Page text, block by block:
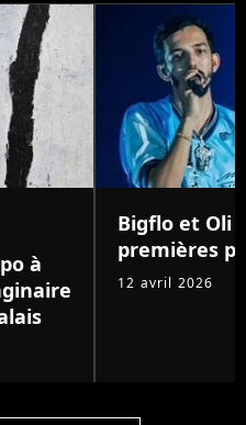
à
Bigflo et Oli
premières
12 avril 2026